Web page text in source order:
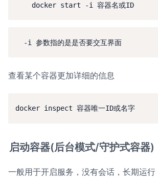
	docker start -i 容器名或ID
  -i 参数指的是是否要交互界面
查看某个容器更加详细的信息
docker inspect 容器唯一ID或名字
启动容器(后台模式/守护式容器)
一般用于开启服务，没有会话，长期运行